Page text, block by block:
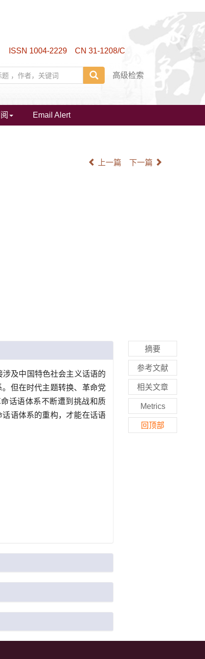
ISSN 1004-2229 CN 31-1208/C
高级检索
Email Alert
上一篇 下一篇
及中国特色社会主义话语的
但在时代主题转换、革命党
话语体系不断遭到挑战和质
语体系的重构，才能在话语
摘要
参考文献
相关文章
Metrics
回顶部